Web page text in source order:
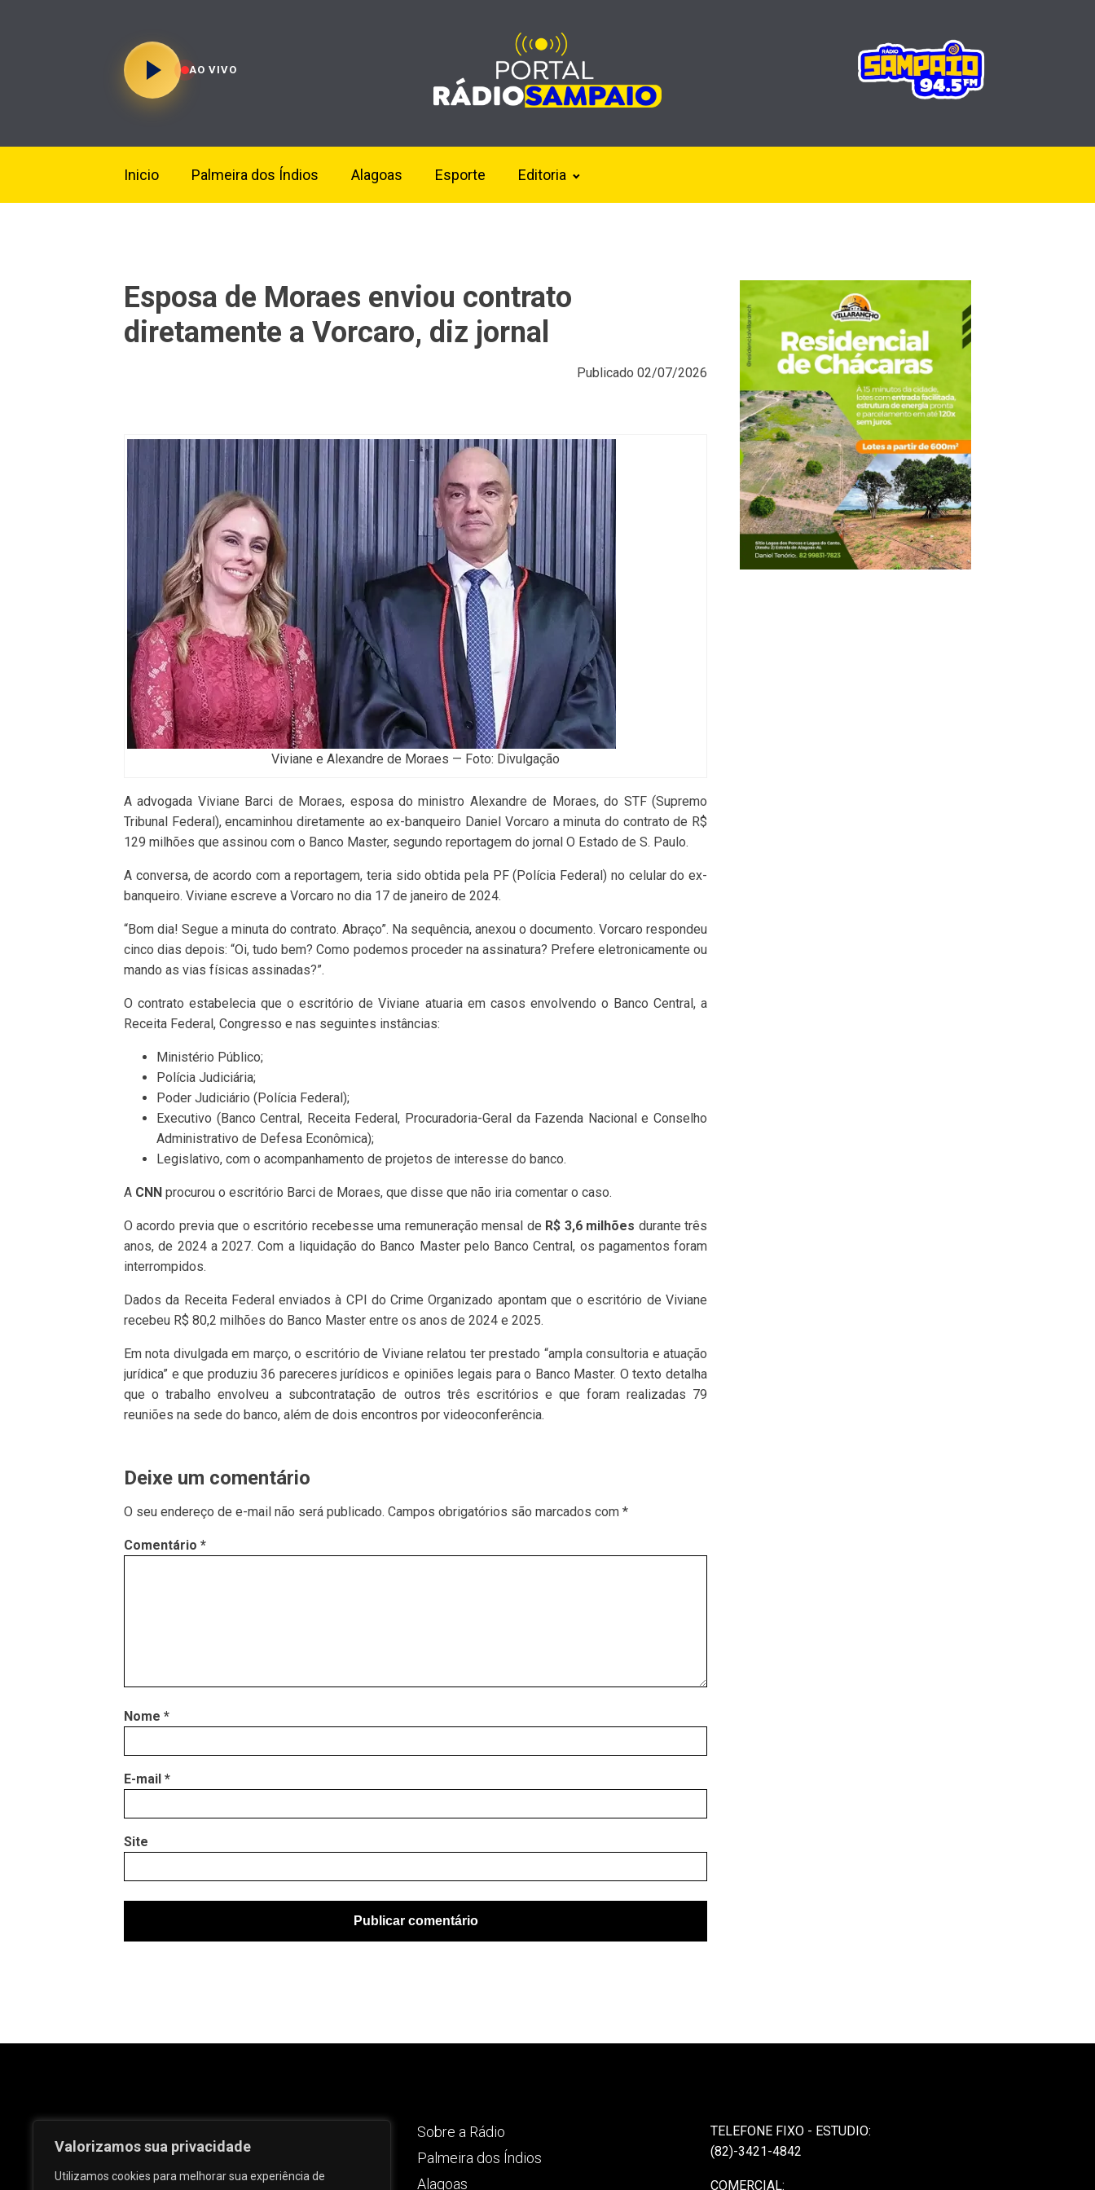
Valorizamos sua privacidade
Utilizamos cookies para melhorar sua experiência de
AO VIVO
Inicio Palmeira dos Índios Alagoas Esporte Editoria
Esposa de Moraes enviou contrato
diretamente a Vorcaro, diz jornal
Publicado 02/07/2026
Viviane e Alexandre de Moraes — Foto: Divulgação
A advogada Viviane Barci de Moraes, esposa do ministro Alexandre de Moraes, do STF (Supremo
Tribunal Federal), encaminhou diretamente ao ex-banqueiro Daniel Vorcaro a minuta do contrato de R$
129 milhões que assinou com o Banco Master, segundo reportagem do jornal O Estado de S. Paulo.
A conversa, de acordo com a reportagem, teria sido obtida pela PF (Polícia Federal) no celular do ex-
banqueiro. Viviane escreve a Vorcaro no dia 17 de janeiro de 2024.
“Bom dia! Segue a minuta do contrato. Abraço”. Na sequência, anexou o documento. Vorcaro respondeu
cinco dias depois: “Oi, tudo bem? Como podemos proceder na assinatura? Prefere eletronicamente ou
mando as vias físicas assinadas?”.
O contrato estabelecia que o escritório de Viviane atuaria em casos envolvendo o Banco Central, a
Receita Federal, Congresso e nas seguintes instâncias:
Ministério Público;
Polícia Judiciária;
Poder Judiciário (Polícia Federal);
Executivo (Banco Central, Receita Federal, Procuradoria-Geral da Fazenda Nacional e Conselho
Administrativo de Defesa Econômica);
Legislativo, com o acompanhamento de projetos de interesse do banco.
A CNN procurou o escritório Barci de Moraes, que disse que não iria comentar o caso.
O acordo previa que o escritório recebesse uma remuneração mensal de R$ 3,6 milhões durante três
anos, de 2024 a 2027. Com a liquidação do Banco Master pelo Banco Central, os pagamentos foram
interrompidos.
Dados da Receita Federal enviados à CPI do Crime Organizado apontam que o escritório de Viviane
recebeu R$ 80,2 milhões do Banco Master entre os anos de 2024 e 2025.
Em nota divulgada em março, o escritório de Viviane relatou ter prestado “ampla consultoria e atuação
jurídica” e que produziu 36 pareceres jurídicos e opiniões legais para o Banco Master. O texto detalha
que o trabalho envolveu a subcontratação de outros três escritórios e que foram realizadas 79
reuniões na sede do banco, além de dois encontros por videoconferência.
Deixe um comentário
O seu endereço de e-mail não será publicado. Campos obrigatórios são marcados com *
Comentário *
Nome *
E-mail *
Site
Sobre a Rádio
Palmeira dos Índios
Alagoas
TELEFONE FIXO - ESTUDIO:
(82)-3421-4842
COMERCIAL: